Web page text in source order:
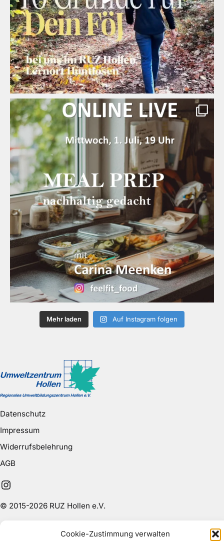
Cookie-Zustimmung verwalten
Mehr laden Auf Instagram folgen
© 2015-2026 RUZ Hollen e.V.
Datenschutz
Impressum
Widerrufsbelehrung
AGB